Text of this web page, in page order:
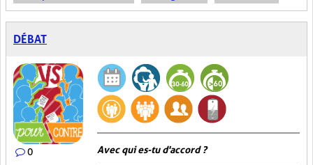
DÉBAT
0 Avec qui es-tu d'accord ?